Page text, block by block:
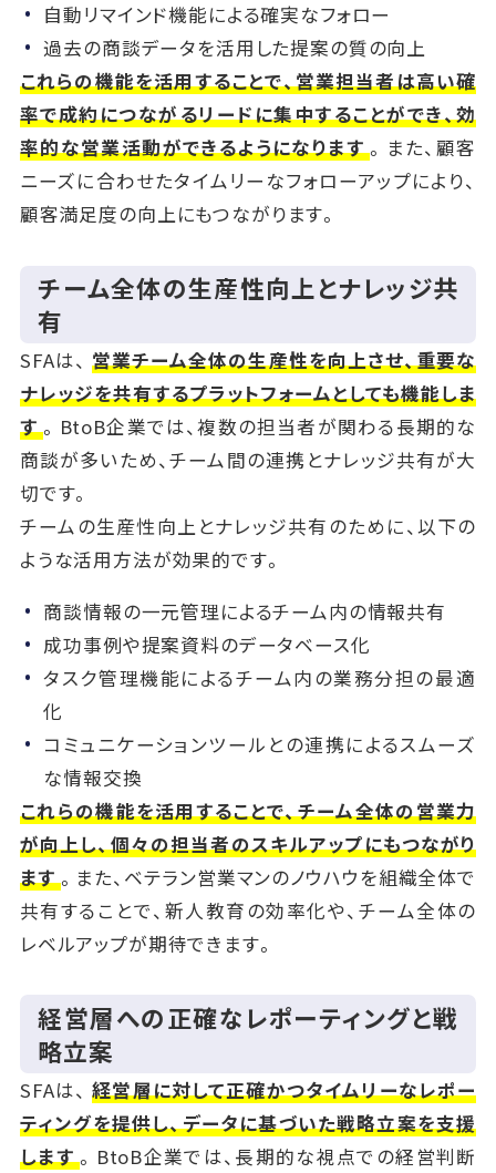
自動リマインド機能による確実なフォロー
過去の商談データを活用した提案の質の向上
これらの機能を活用することで、営業担当者は高い確
率で成約につながるリードに集中することができ、効
率的な営業活動ができるようになります。また、顧客
ニーズに合わせたタイムリーなフォローアップにより、
顧客満足度の向上にもつながります。
チーム全体の生産性向上とナレッジ共
有
SFAは、 営業チーム全体の生産性を向上させ、重要な
ナレッジを共有するプラットフォームとしても機能しま
す。BtoB企業では、複数の担当者が関わる長期的な
商談が多いため、チーム間の連携とナレッジ共有が大
切です。
チームの生産性向上とナレッジ共有のために、以下の
ような活用方法が効果的です。
商談情報の一元管理によるチーム内の情報共有
成功事例や提案資料のデータベース化
タスク管理機能によるチーム内の業務分担の最適
化
コミュニケーションツールとの連携によるスムーズ
な情報交換
これらの機能を活用することで、チーム全体の営業力
が向上し、個々の担当者のスキルアップにもつながり
ます。また、ベテラン営業マンのノウハウを組織全体で
共有することで、新人教育の効率化や、チーム全体の
レベルアップが期待できます。
経営層への正確なレポーティングと戦
略立案
SFAは、経営層に対して正確かつタイムリーなレポー
ティングを提供し、データに基づいた戦略立案を支援
します。BtoB企業では、長期的な視点での経営判断